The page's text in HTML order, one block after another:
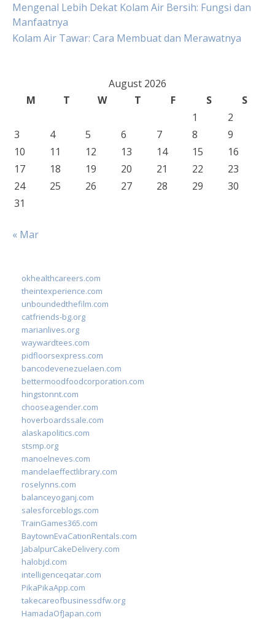
Mengenal Lebih Dekat Kolam Air Bersih: Fungsi dan
Manfaatnya
Kolam Air Tawar: Cara Membuat dan Merawatnya
August 2026
M
T W T F S
S
1
2
3
4 5 6 7 8
9
10
11 12 13 14 15
16
17
18 19 20 21 22
23
24
25 26 27 28 29
30
31
« Mar
okhealthcareers.com
theintexperience.com
unboundedthefilm.com
catfriends-bg.org
marianlives.org
waywardtees.com
pidfloorsexpress.com
bancodevenezuelaen.com
bettermoodfoodcorporation.com
hingstonnt.com
chooseagender.com
hoverboardssale.com
alaskapolitics.com
stsmp.org
manoelneves.com
mandelaeffectlibrary.com
roselynns.com
balanceyoganj.com
salesforceblogs.com
TrainGames365.com
BaytownEvaCationRentals.com
JabalpurCakeDelivery.com
halobjd.com
intelligenceqatar.com
PikaPikaApp.com
takecareofbusinessdfw.org
HamadaOfJapan.com